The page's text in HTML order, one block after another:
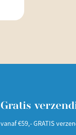
Gratis
vanaf €59,- GRATIS